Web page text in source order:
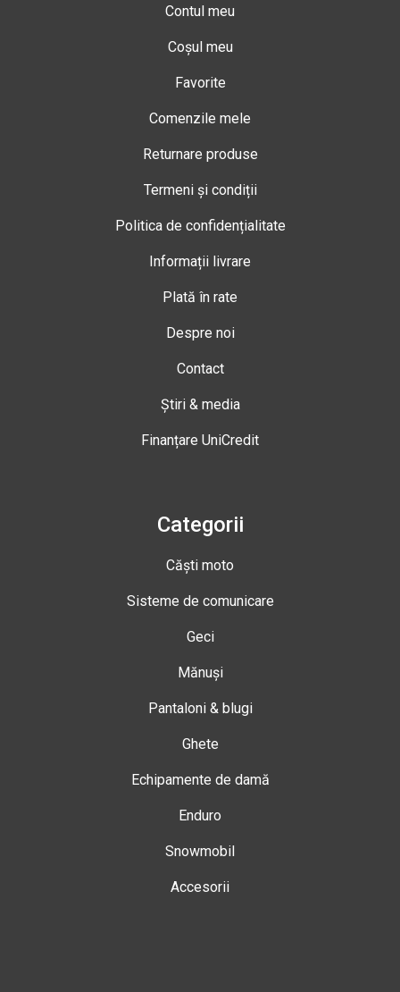
Contul meu
Coșul meu
Favorite
Comenzile mele
Returnare produse
Termeni și condiții
Politica de confidențialitate
Informații livrare
Plată în rate
Despre noi
Contact
Știri & media
Finanțare UniCredit
Categorii
Căști moto
Sisteme de comunicare
Geci
Mănuși
Pantaloni & blugi
Ghete
Echipamente de damă
Enduro
Snowmobil
Accesorii